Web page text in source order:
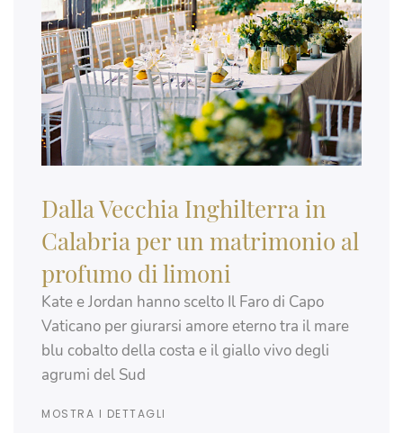
Dalla Vecchia Inghilterra in
Calabria per un matrimonio al
profumo di limoni
Kate e Jordan hanno scelto Il Faro di Capo
Vaticano per giurarsi amore eterno tra il mare
blu cobalto della costa e il giallo vivo degli
agrumi del Sud
MOSTRA I DETTAGLI